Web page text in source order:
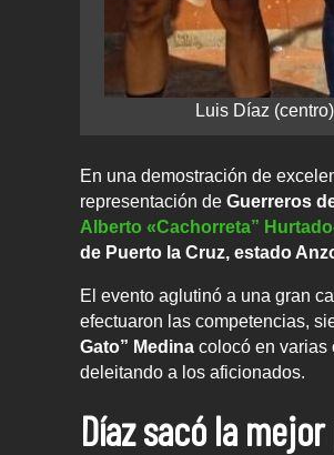
Luis Díaz
En una demostración de
representación de Guerreros
Alberto «Cachorreta”
de Puerto la Cruz, estado
El evento aglutinó a una gran
efectuaron las competencias,
Gato” Medina colocó en varias
deleitando a los aficionados.
Díaz sacó la